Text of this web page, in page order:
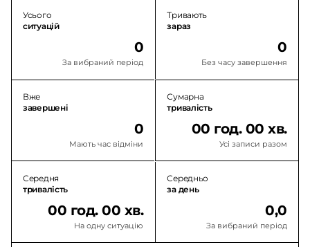
Усього
ситуацій
0
За вибраний період
Тривають
зараз
0
Без часу завершення
Вже
завершені
0
Мають час відміни
Сумарна
тривалість
00 год. 00 хв.
Усі записи разом
Середня
тривалість
00 год. 00 хв.
На одну ситуацію
Середньо
за день
0,0
За вибраний період